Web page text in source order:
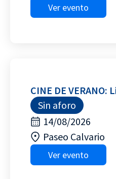
Ver evento
CINE DE VERANO:
Sin aforo
14/08/2026
Paseo Calvario
Ver evento